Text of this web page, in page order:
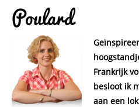
Poulard
Frankrijk
besloot ik
aan een